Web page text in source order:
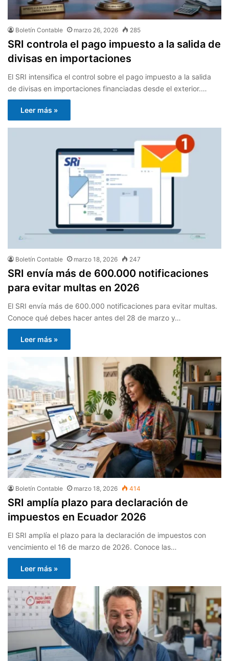
Boletín Contable marzo 26, 2026 285
SRI controla el pago impuesto a la salida de
divisas en importaciones
El SRI intensifica el control sobre el pago impuesto a la salida
de divisas en importaciones financiadas desde el exterior.…
Leer más »
Boletín Contable marzo 18, 2026 247
SRI envía más de 600.000 notificaciones
para evitar multas en 2026
El SRI envía más de 600.000 notificaciones para evitar multas.
Conoce qué debes hacer antes del 28 de marzo y…
Leer más »
Boletín Contable marzo 18, 2026 414
SRI amplía plazo para declaración de
impuestos en Ecuador 2026
El SRI amplía el plazo para la declaración de impuestos con
vencimiento el 16 de marzo de 2026. Conoce las…
Leer más »